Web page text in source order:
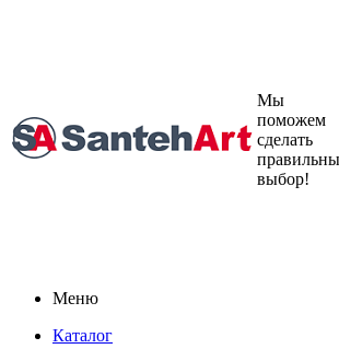
Мы
поможем
сделать
выбор!
Меню
Каталог